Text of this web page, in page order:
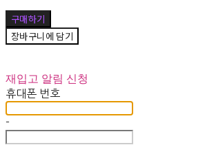
구매하기
장바구니에 담기
재입고 알림 신청
휴대폰 번호
-